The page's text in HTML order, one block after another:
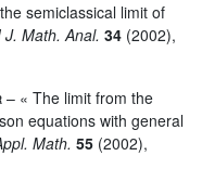
semiclassical limit of
J. Math. Anal. 34 (2002),
– « The limit from the
equations with general
Math. 55 (2002),